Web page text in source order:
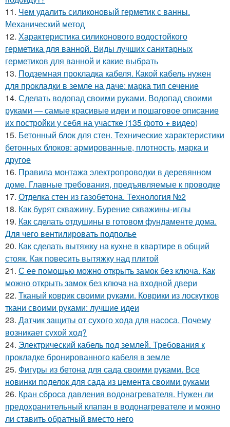
11. Чем удалить силиконовый герметик с ванны.
Механический метод
12. Характеристика силиконового водостойкого
герметика для ванной. Виды лучших санитарных
герметиков для ванной и какие выбрать
13. Подземная прокладка кабеля. Какой кабель нужен
для прокладки в земле на даче: марка тип сечение
14. Сделать водопад своими руками. Водопад своими
руками — самые красивые идеи и пошаговое описание
их постройки у себя на участке (135 фото + видео)
15. Бетонный блок для стен. Технические характеристики
бетонных блоков: армированные, плотность, марка и
другое
16. Правила монтажа электропроводки в деревянном
доме. Главные требования, предъявляемые к проводке
17. Отделка стен из газобетона. Технология №2
18. Как бурят скважину. Бурение скважины-иглы
19. Как сделать отдушины в готовом фундаменте дома.
Для чего вентилировать подполье
20. Как сделать вытяжку на кухне в квартире в общий
стояк. Как повесить вытяжку над плитой
21. С ее помощью можно открыть замок без ключа. Как
можно открыть замок без ключа на входной двери
22. Тканый коврик своими руками. Коврики из лоскутков
ткани своими руками: лучшие идеи
23. Датчик защиты от сухого хода для насоса. Почему
возникает сухой ход?
24. Электрический кабель под землей. Требования к
прокладке бронированного кабеля в земле
25. Фигуры из бетона для сада своими руками. Все
новинки поделок для сада из цемента своими руками
26. Кран сброса давления водонагревателя. Нужен ли
предохранительный клапан в водонагревателе и можно
ли ставить обратный вместо него